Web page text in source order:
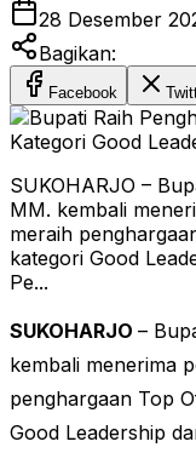
28 Desember
Bagikan:
Facebook
SUKOHARJO –
MM. kembali
meraih
kategori Good
Pe...
SUKOHARJO –
kembali menerima
penghargaan Top
Good Leadership